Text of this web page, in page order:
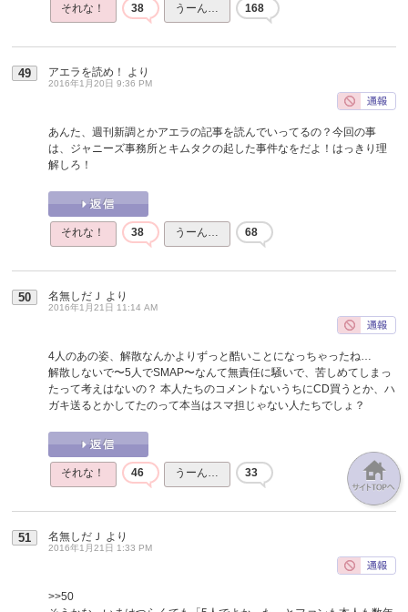
それな！ 38 うーん… 168
49 アエラを読め！ より
2016年1月20日 9:36 PM
あんた、週刊新調とかアエラの記事を読んでいってるの？今回の事
は、ジャニーズ事務所とキムタクの起した事件なをだよ！はっきり理
解しろ！
それな！ 38 うーん… 68
50 名無しだＪ より
2016年1月21日 11:14 AM
4人のあの姿、解散なんかよりずっと酷いことになっちゃったね…
解散しないで〜5人でSMAP〜なんて無責任に騒いで、苦しめてしまっ
たって考えはないの？ 本人たちのコメントないうちにCD買うとか、ハ
ガキ送るとかしてたのって本当はスマ担じゃない人たちでしょ？
それな！ 46 うーん… 33
51 名無しだＪ より
2016年1月21日 1:33 PM
>>50